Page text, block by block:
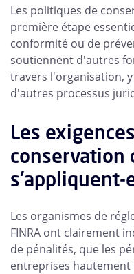
Les politiques de
première étape
conformité ou de
soutiennent d'autres
travers l'organisation,
d'autres processus
Les
conservation
s'appliquent-
Les organismes de
FINRA ont clairement
de pénalités, que les
entreprises